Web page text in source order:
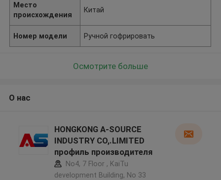
Место
происхождения
Китай
Номер модели Ручной гофрировать
Осмотрите больше
О нас
HONGKONG A-SOURCE
INDUSTRY CO,.LIMITED
профиль производителя
No4, 7 Floor , KaiTu
development Building, No 33